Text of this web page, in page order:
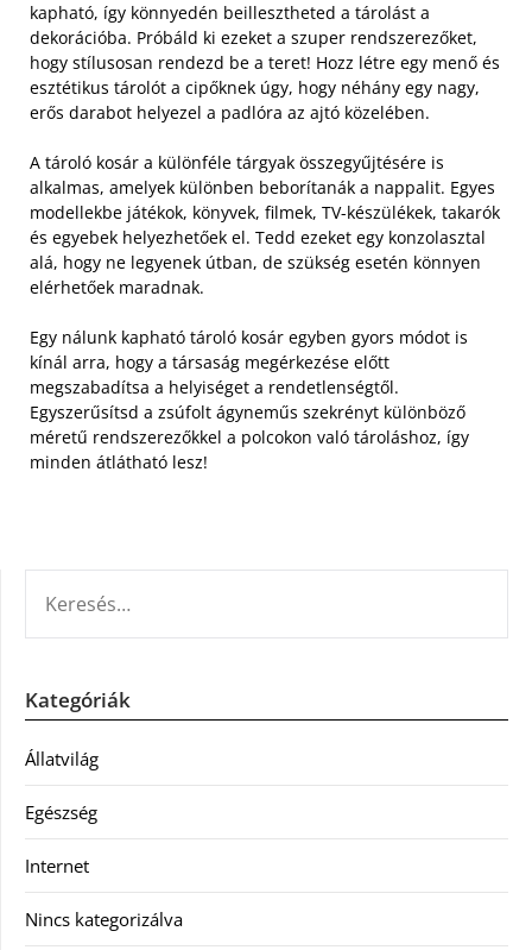
kapható, így könnyedén beillesztheted a tárolást a
dekorációba. Próbáld ki ezeket a szuper rendszerezőket,
hogy stílusosan rendezd be a teret! Hozz létre egy menő és
esztétikus tárolót a cipőknek úgy, hogy néhány egy nagy,
erős darabot helyezel a padlóra az ajtó közelében.
A tároló kosár a különféle tárgyak összegyűjtésére is
alkalmas, amelyek különben beborítanák a nappalit. Egyes
modellekbe játékok, könyvek, filmek, TV-készülékek, takarók
és egyebek helyezhetőek el. Tedd ezeket egy konzolasztal
alá, hogy ne legyenek útban, de szükség esetén könnyen
elérhetőek maradnak.
Egy nálunk kapható tároló kosár egyben gyors módot is
kínál arra, hogy a társaság megérkezése előtt
megszabadítsa a helyiséget a rendetlenségtől.
Egyszerűsítsd a zsúfolt ágyneműs szekrényt különböző
méretű rendszerezőkkel a polcokon való tároláshoz, így
minden átlátható lesz!
Kategóriák
Állatvilág
Egészség
Internet
Nincs kategorizálva